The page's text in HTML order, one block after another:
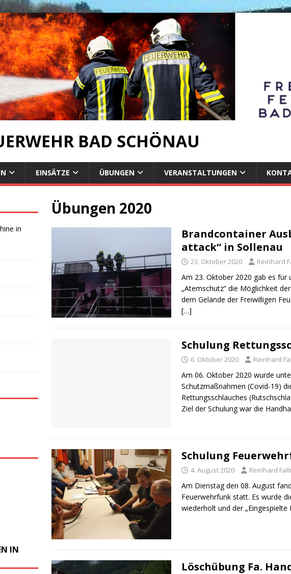
BAD SCHÖNAU
EINSÄTZE ÜBUNGEN VERANSTALTUNGEN
Übungen 2020
Brandcontainer
attack“ in Sollenau
23. Oktober 2020 Reinhard
Am 23. Oktober 2020 gab es für
„Atemschutz“ die Möglichkeit
dem Gelände der Freiwilligen
[…]
Schulung
6. Oktober 2020 Reinhard
Am 06. Oktober 2020 wurde
Schutzmaßnahmen (Covid-19)
Rettungsschlauches
Ziel der Schulung war die
Schulung
4. August 2020 Reinhard
Am Dienstag den 08. August
Feuerwehrfunk statt. Es wurde
wiederholt und der „Eingespielte
Löschübung Fa.
in
IN